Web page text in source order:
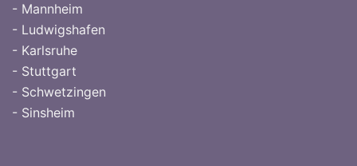
- Mannheim
- Ludwigshafen
- Karlsruhe
- Stuttgart
- Schwetzingen
- Sinsheim